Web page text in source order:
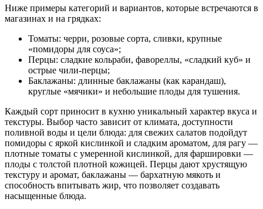
Ниже примеры категорий и вариантов, которые встречаются в
магазинах и на грядках:
Томаты: черри, розовые сорта, сливки, крупные
«помидоры для соуса»;
Перцы: сладкие кольраби, фавореллы, «сладкий куб» и
острые чили-перцы;
Баклажаны: длинные баклажаны (как карандаш),
круглые «мячики» и небольшие плоды для тушения.
Каждый сорт приносит в кухню уникальный характер вкуса и
текстуры. Выбор часто зависит от климата, доступности
поливной воды и цели блюда: для свежих салатов подойдут
помидоры с яркой кислинкой и сладким ароматом, для рагу —
плотные томаты с умеренной кислинкой, для фаршировки —
плоды с толстой плотной кожицей. Перцы дают хрустящую
текстуру и аромат, баклажаны — бархатную мякоть и
способность впитывать жир, что позволяет создавать
насыщенные блюда.